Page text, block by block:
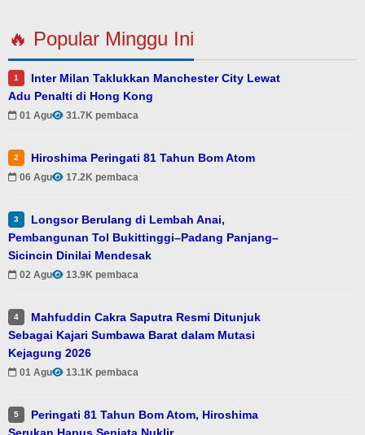
🔥 Popular Minggu Ini
1
Inter Milan Taklukkan Manchester City Lewat
Adu Penalti di Hong Kong
01 Agu 31.7K pembaca
2 Hiroshima Peringati 81 Tahun Bom Atom
06 Agu 17.2K pembaca
3
Longsor Berulang di Lembah Anai,
Pembangunan Tol Bukittinggi–Padang Panjang–
Sicincin Dinilai Mendesak
02 Agu 13.9K pembaca
4
Mahfuddin Cakra Saputra Resmi Ditunjuk
Sebagai Kajari Sumbawa Barat dalam Mutasi
Kejagung 2026
01 Agu 13.1K pembaca
5
Peringati 81 Tahun Bom Atom, Hiroshima